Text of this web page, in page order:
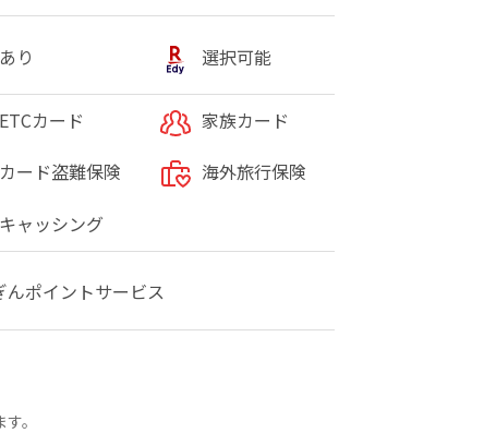
あり 選択可能
ETCカード
家族カード
カード盗難保険
海外旅行保険
キャッシング
んポイントサービス
。